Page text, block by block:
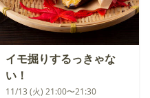
イモ掘りするっきゃな
い！
11/13 (火) 21:00〜21:30